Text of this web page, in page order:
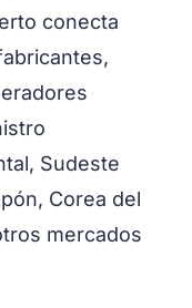
conecta
Sudeste
Corea del
mercados